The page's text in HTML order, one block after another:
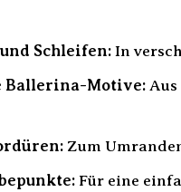
Schleifen:In
Ballerina-Motive:Aus
Zum
Für eine